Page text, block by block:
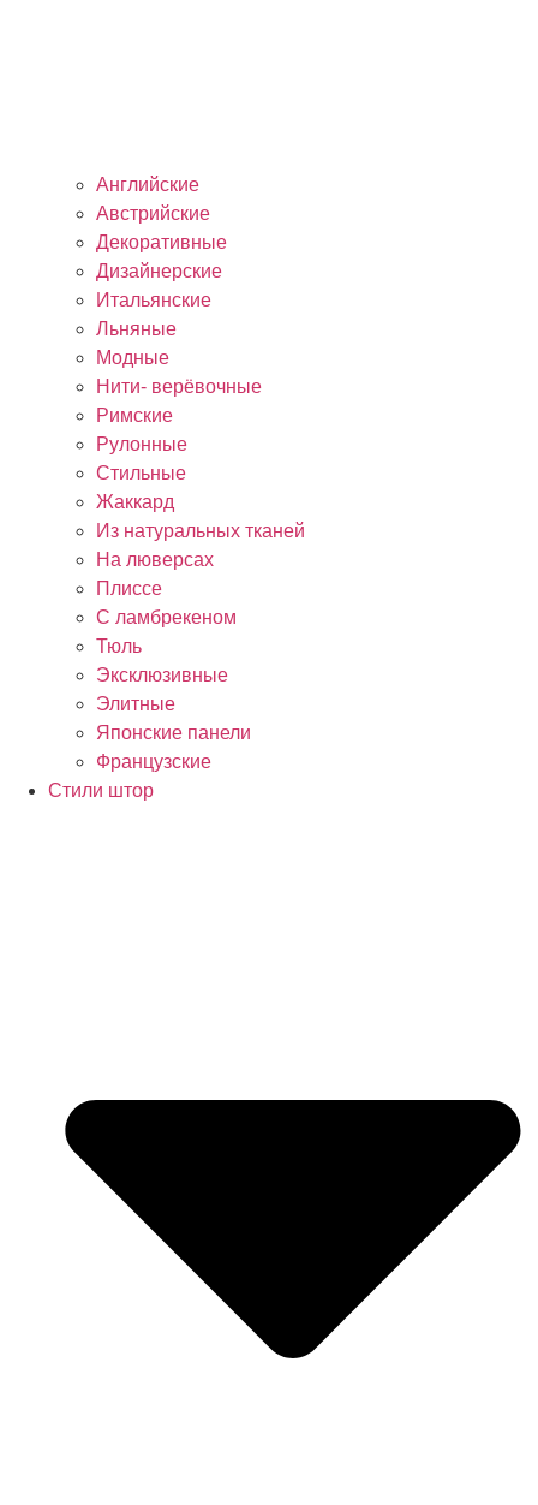
Английские
Австрийские
Декоративные
Дизайнерские
Итальянские
Льняные
Модные
Нити- верёвочные
Римские
Рулонные
Стильные
Жаккард
Из натуральных тканей
На люверсах
Плиссе
С ламбрекеном
Тюль
Эксклюзивные
Элитные
Японские панели
Французские
Стили штор